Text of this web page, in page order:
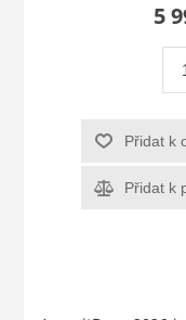
5
Přidat k
Přidat k